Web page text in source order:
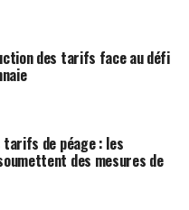
des tarifs face au défi
de péage : les
des mesures de